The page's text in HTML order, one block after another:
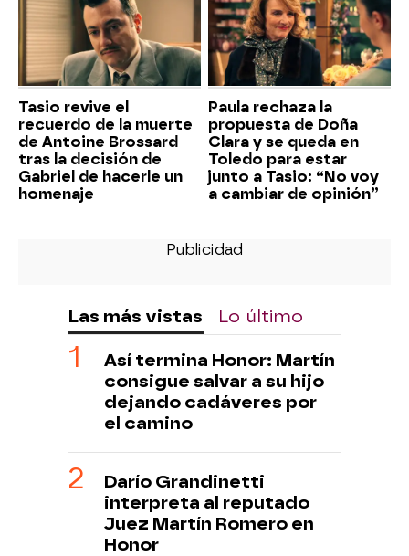
Tasio revive el
recuerdo de la muerte
de Antoine Brossard
tras la decisión de
Gabriel de hacerle un
homenaje
Paula rechaza la
propuesta de Doña
Clara y se queda en
Toledo para estar
junto a Tasio: “No voy
a cambiar de opinión”
Las más vistas Lo último
Así termina Honor: Martín
consigue salvar a su hijo
dejando cadáveres por
el camino
Darío Grandinetti
interpreta al reputado
Juez Martín Romero en
Honor